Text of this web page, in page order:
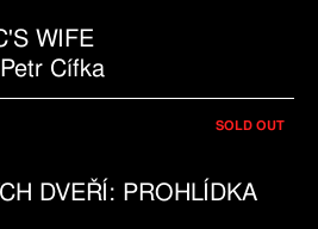
WIFE
Cífka
DVEŘÍ: PROHLÍDKA
SOLD OUT